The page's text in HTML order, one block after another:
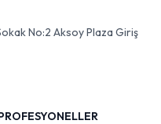
No:2 Aksoy Plaza Giriş